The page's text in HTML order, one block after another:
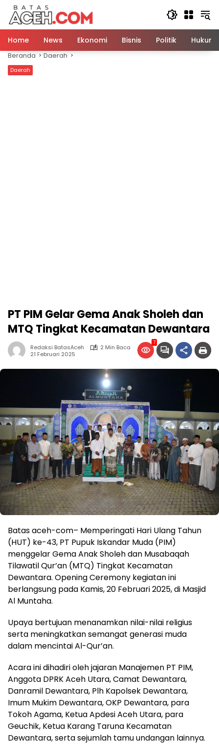
Langsung
konten
Home
News Ekonomi Bisnis Politik Hukum
Beranda Daerah
Daerah
PT PIM Gelar Gema Anak Sholeh dan
MTQ Tingkat Kecamatan Dewantara
Redaksi BatasAceh
2 Min Baca
21 Februari 2025
7
Batas aceh-com– Memperingati Hari Ulang Tahun
(HUT) ke-43, PT Pupuk Iskandar Muda (PIM)
menggelar Gema Anak Sholeh dan Musabaqah
Tilawatil Qur’an (MTQ) Tingkat Kecamatan
Dewantara. Opening Ceremony kegiatan ini
berlangsung pada Kamis, 20 Februari 2025, di Masjid
Al Muntaha.
Upaya bertujuan menanamkan nilai-nilai religius
serta meningkatkan semangat generasi muda
dalam mencintai Al-Qur’an.
Acara ini dihadiri oleh jajaran Manajemen PT PIM,
Anggota DPRK Aceh Utara, Camat Dewantara,
Danramil Dewantara, Plh Kapolsek Dewantara,
Imum Mukim Dewantara, OKP Dewantara, para
Tokoh Agama, Ketua Apdesi Aceh Utara, para
Geuchik, Ketua Karang Taruna Kecamatan
Dewantara, serta sejumlah tamu undangan lainnya.